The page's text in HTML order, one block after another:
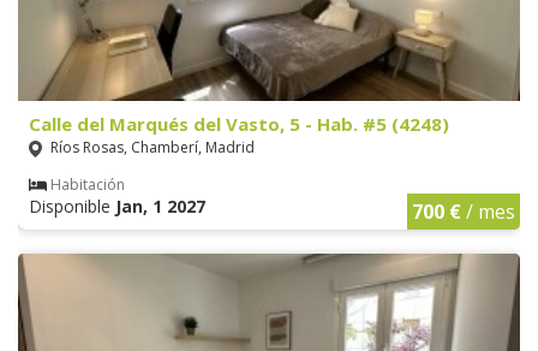
Calle del Marqués del Vasto, 5 - Hab. #5 (4248)
Ríos Rosas, Chamberí, Madrid
Habitación
Disponible Jan, 1 2027 700 €/ mes